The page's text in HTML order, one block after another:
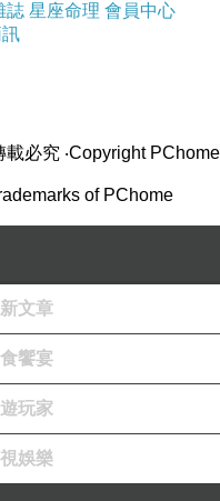
錢繳補習費。每天
塊
忍受點名，還能怎
母親北來探望，他
賣掉
看他。我帶母親前
簡
苦，說是兒子早已
房
常常從南部跑來強
……
誌 星座命理 會員中心
載必究 ‧Copyright PChome
of PChome
文章
饗宴
玩家
娛樂